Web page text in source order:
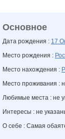
Основное
Дата рождения : 17
Место рождения :
Место нахождения :
Место проживания :
Любимые места : не
Интересы : не
О себе : Самая